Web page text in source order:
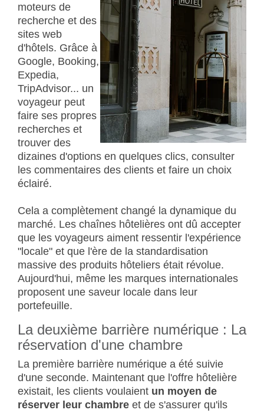
moteurs de
recherche et des
sites web
d'hôtels. Grâce à
Google, Booking,
Expedia,
TripAdvisor... un
voyageur peut
faire ses propres
recherches et
trouver des
dizaines d'options en quelques clics, consulter
les commentaires des clients et faire un choix
éclairé.
Cela a complètement changé la dynamique du
marché. Les chaînes hôtelières ont dû accepter
que les voyageurs aiment ressentir l'expérience
"locale" et que l'ère de la standardisation
massive des produits hôteliers était révolue.
Aujourd'hui, même les marques internationales
proposent une saveur locale dans leur
portefeuille.
La deuxième barrière numérique : La
réservation d'une chambre
La première barrière numérique a été suivie
d'une seconde. Maintenant que l'offre hôtelière
existait, les clients voulaient un moyen de
réserver leur chambre et de s'assurer qu'ils